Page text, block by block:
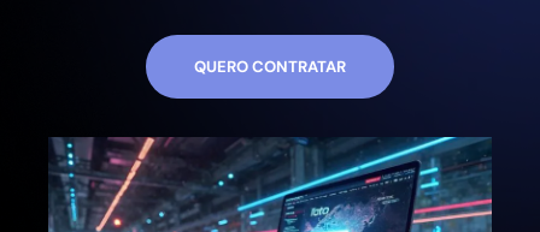
QUERO CONTRATAR